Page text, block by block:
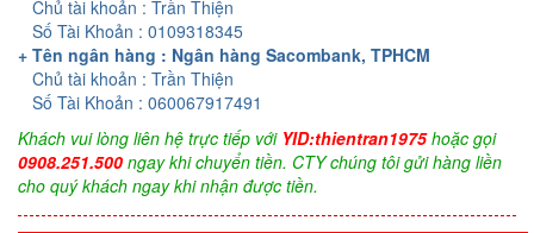
Chủ tài khoản : Trần Thiện
Số Tài Khoản : 0109318345
+ Tên ngân hàng : Ngân hàng Sacombank, TPHCM
Chủ tài khoản : Trần Thiện
Số Tài Khoản : 060067917491
Khách vui lòng liên hệ trực tiếp với YID:thientran1975hoặc gọi
0908.251.500 ngay khi chuyển tiền. CTY chúng tôi gửi hàng liền
cho quý khách ngay khi nhận được tiền.